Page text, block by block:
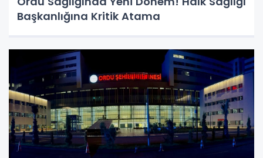
Başkanlığına Kritik Atama